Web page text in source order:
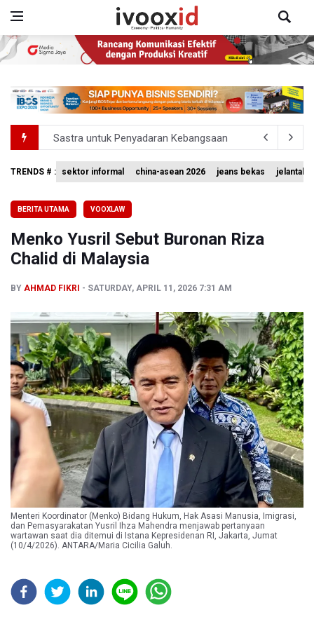
Sastra untuk Penyadaran Kebangsaan
Transjakarta Ditunjuk Kelola Transporasi Laut Menuju
PSSI Ajak Publik Tak Hujat Pelatih dan Pemain Timnas
Tim Sepatu Roda Indonesia Raih 19 Medali di Gelaran
TRENDS # : sektor informal china-asean 2026 jeans bekas jelantah
BERITA UTAMA VOOXLAW
Menko Yusril Sebut Buronan Riza
Chalid di Malaysia
BY AHMAD FIKRI SATURDAY, APRIL 11, 2026 7:31 AM
Menteri Koordinator (Menko) Bidang Hukum, Hak Asasi Manusia, Imigrasi,
dan Pemasyarakatan Yusril Ihza Mahendra menjawab pertanyaan
wartawan saat dia ditemui di Istana Kepresidenan RI, Jakarta, Jumat
(10/4/2026). ANTARA/Maria Cicilia Galuh.